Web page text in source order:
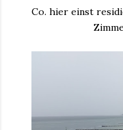
Co. hier einst